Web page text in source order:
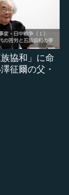
協和」に命
征爾の父・